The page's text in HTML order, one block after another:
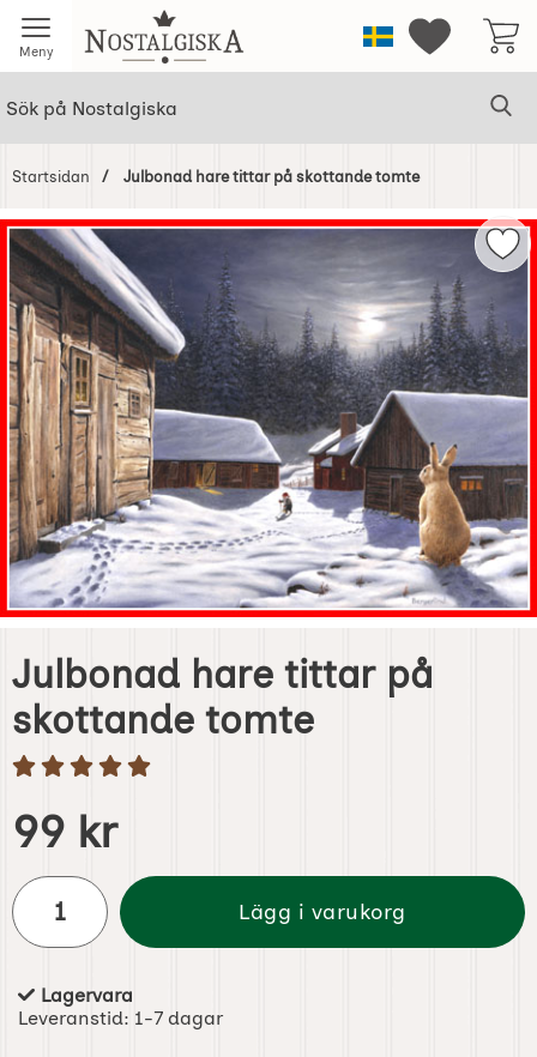
Meny Startsidan för NostalgiskaSverigeMina
Startsidan Julbonad hare tittar på skottande tomte
Hoppa
över
Bilder
Julbonad hare tittar på
skottande tomte
Handla denna produkt Julbonad hare tittar på skottande
pris
99 kr
antal
Lägg i varukorg
Tillgänglighet:
Lagervara
Leveranstid: 1-7 dagar